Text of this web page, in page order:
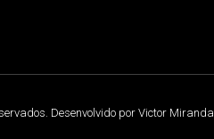
Desenvolvido por Victor Miranda.